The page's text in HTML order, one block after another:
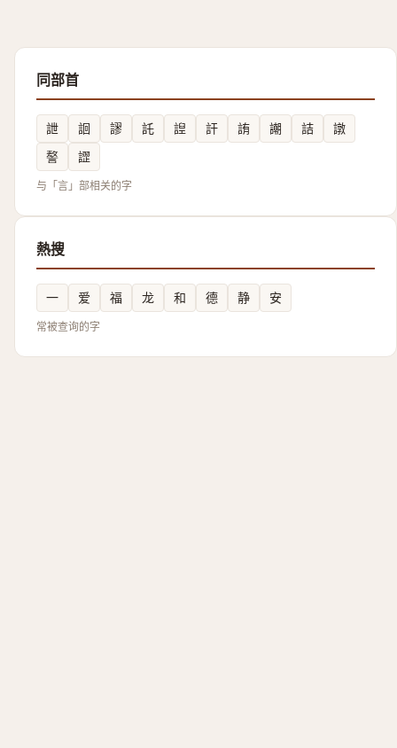
同部首
詍 䛛 謬 託 䛼 訐 詴 謿 詰
譈
謷
䜀
与「言」部相关的字
熱搜
一 爱 福 龙 和 德 静 安
常被查询的字